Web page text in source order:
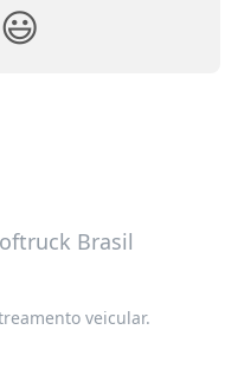
😃
Brasil
veicular.